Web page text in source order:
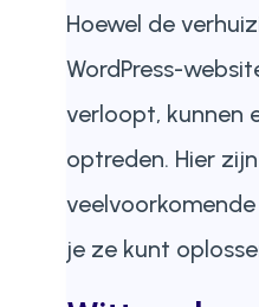
Hoewel de
WordPress-
verloopt, kunnen
optreden. Hier
je ze kunt